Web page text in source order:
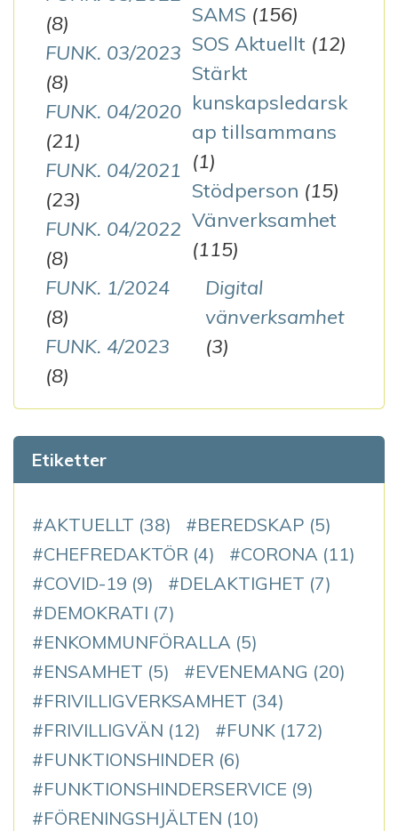
(8)
FUNK. 03/2023
(8)
FUNK. 04/2020
(21)
FUNK. 04/2021
(23)
FUNK. 04/2022
(8)
FUNK. 1/2024
(8)
FUNK. 4/2023
(8)
SAMS (156)
SOS Aktuellt (12)
Stärkt
kunskapsledarsk
ap tillsammans
(1)
Stödperson (15)
Vänverksamhet
(115)
Digital
vänverksamhet
(3)
Etiketter
AKTUELLT (38) BEREDSKAP (5)
CHEFREDAKTÖR (4) CORONA (11)
COVID-19 (9) DELAKTIGHET (7)
DEMOKRATI (7)
ENKOMMUNFÖRALLA (5)
ENSAMHET (5) EVENEMANG (20)
FRIVILLIGVERKSAMHET (34)
FRIVILLIGVÄN (12) FUNK (172)
FUNKTIONSHINDER (6)
FUNKTIONSHINDERSERVICE (9)
FÖRENINGSHJÄLTEN (10)